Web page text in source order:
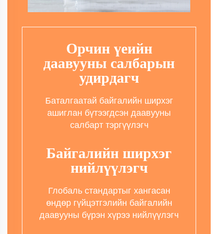
Орчин үеийн
даавууны салбарын
удирдагч
Баталгаатай байгалийн ширхэг
ашиглан бүтээгдсэн даавууны
салбарт тэргүүлэгч
Байгалийн ширхэг
нийлүүлэгч
Глобаль стандартыг хангасан
өндөр гүйцэтгэлийн байгалийн
даавууны бүрэн хүрээ нийлүүлэгч